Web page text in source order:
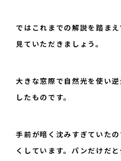
ではこれまでの解説を踏ま
見ていただきましょう。
大きな窓際で自然光を使い
したものです。
手前が暗く沈みすぎていた
くしています。パンだけだ